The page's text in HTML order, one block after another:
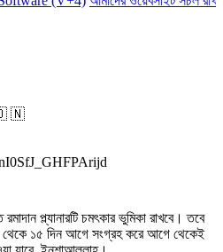
🇳
প্ল্যানারটি চমৎকার ভুমিকা রাখবে। তবে
থেকে ১৫ দিন আগে সংগ্রহ করে আগে থেকেই